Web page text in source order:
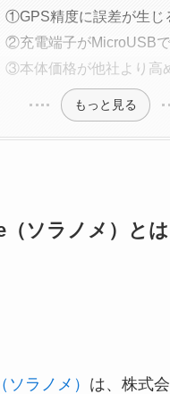
①GPS精度に誤差が生じ
②充電端子がMicroUSB
③本体価格が他社より高
もっと見る
ソラノメ）と
ラノメ） は、株式